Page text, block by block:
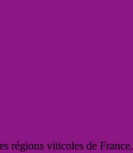
régions viticoles de France.